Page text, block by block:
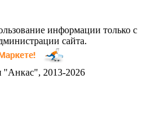
информации только с
сайта.
2013-2026